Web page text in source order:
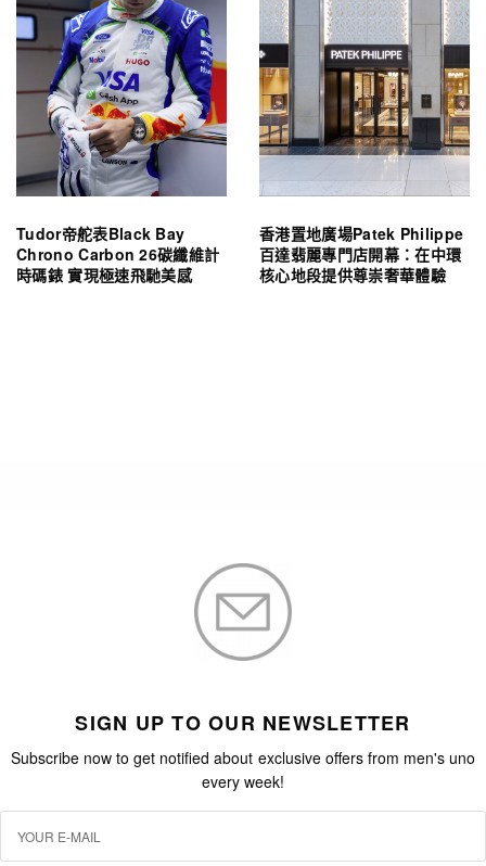
Tudor帝舵表Black Bay
Chrono Carbon 26碳纖維計
時碼錶 實現極速飛馳美感
香港置地廣場Patek Philippe
百達翡麗專門店開幕：在中環
核心地段提供尊崇奢華體驗
SIGN UP TO OUR NEWSLETTER
Subscribe now to get notified about exclusive offers from men's uno
every week!